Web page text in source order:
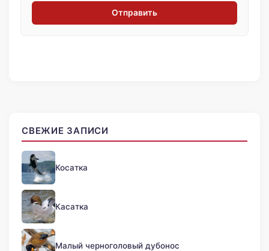
Отправить
СВЕЖИЕ ЗАПИСИ
Косатка
Касатка
Малый черноголовый дубонос